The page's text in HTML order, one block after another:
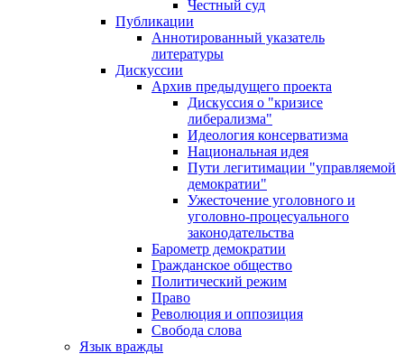
Честный суд
Публикации
Аннотированный указатель
литературы
Дискуссии
Архив предыдущего проекта
Дискуссия о "кризисе
либерализма"
Идеология консерватизма
Национальная идея
Пути легитимации "управляемой
демократии"
Ужесточение уголовного и
уголовно-процесуального
законодательства
Барометр демократии
Гражданское общество
Политический режим
Право
Революция и оппозиция
Свобода слова
Язык вражды